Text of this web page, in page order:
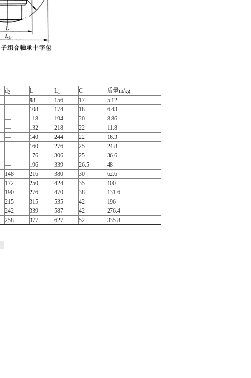
d2 L L­1 C
质量m/kg
— 98 156 17
5.12
— 108 174 18
6.43
— 118 194 20
8.86
— 132 218 22
11.8
— 140 244 22
16.3
— 160 276 25
24.8
— 176 306 25
36.6
— 196 339 26.5
48
148 216 380 30
62.6
172 250 424 35
100
190 276 470 38
131.6
215 315 535 42
196
242 339 587 42
276.4
258 377 627 52 335.8